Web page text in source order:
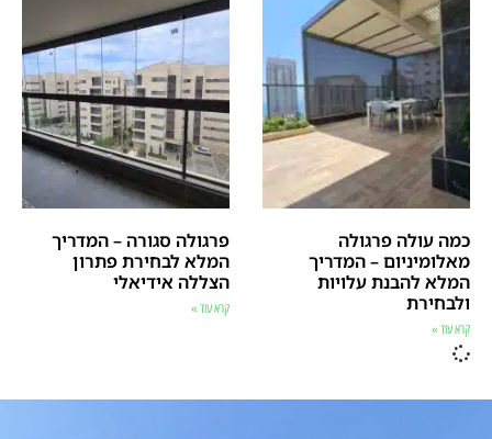
כמה עולה פרגולה
מאלומיניום – המדריך
המלא להבנת עלויות
ולבחירת
קרא עוד »
פרגולה סגורה – המדריך
המלא לבחירת פתרון
הצללה אידיאלי
קרא עוד »